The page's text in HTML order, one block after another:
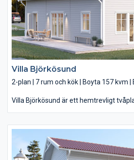
klädkammare och ett stort allrum med
Villa Björkösund
2-plan | 7 rum och kök | Boyta 157 kvm
Villa Björkösund är ett hemtrevligt
vardagsrummet med tillhörande öppet
samlingsplats. I Björkösund har du alltid
generösa förvaringsutrymmen och ett
där du kan ställa in allt ifrån extra